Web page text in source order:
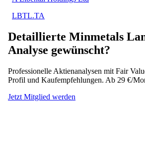
LBTL.TA
Detaillierte Minmetals
Analyse gewünscht?
Professionelle Aktienanalysen mit Fair
Profil und Kaufempfehlungen. Ab 29 €/
Jetzt Mitglied werden